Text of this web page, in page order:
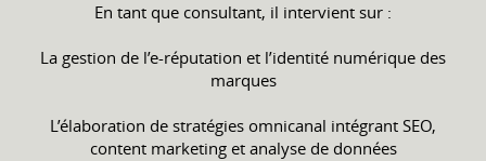
En tant que consultant, il intervient sur :
La gestion de l’e-réputation et l’identité numérique des
marques
L’élaboration de stratégies omnicanal intégrant SEO,
content marketing et analyse de données